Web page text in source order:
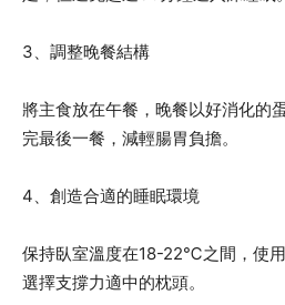
3、調整晚餐結構
將主食放在午餐，晚餐以好消化的
完最後一餐，減輕腸胃負擔。
4、創造合適的睡眠環境
保持臥室溫度在18-22℃之間，使用
選擇支撐力適中的枕頭。